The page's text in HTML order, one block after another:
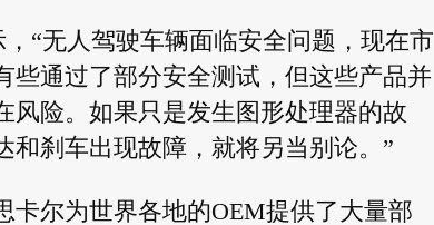
“无人驾驶车辆面临安全问题，现在市
些通过了部分安全测试，但这些产品并
风险。如果只是发生图形处理器的故
和刹车出现故障，就将另当别论。”
卡尔为世界各地的OEM提供了大量部